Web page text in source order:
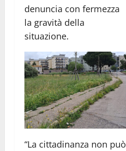
denuncia con fermezza
la gravità della
situazione.
“La cittadinanza non può